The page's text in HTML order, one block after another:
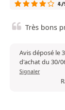
4/
Très bons
Avis déposé le
d'achat du 30/
Signaler